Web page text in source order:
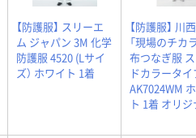
【防護服】 スリーエ
ム ジャパン 3M 化学
防護服 4520 (Lサイ
ズ） ホワイト 1着
【防護服】 川
「現場のチカ
布つなぎ服
ドカラータイ
AK7024WM
ト 1着 オリ